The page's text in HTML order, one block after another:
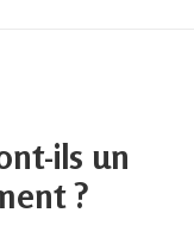
ils un
?